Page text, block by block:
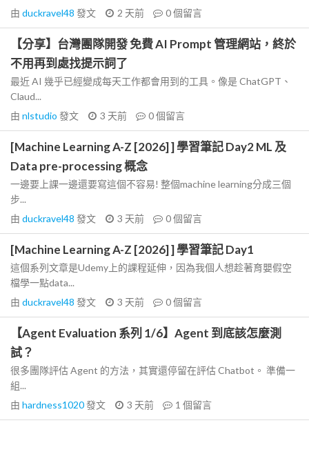
由 duckravel48 發文 2 天前 0個留言
【分享】台灣團隊開發 免費 AI Prompt 管理網站，終於
不用再到處找提示詞了
最近 AI 幾乎已經變成每天工作都會用到的工具。像是 ChatGPT、
Claud...
由 nlstudio 發文 3 天前 0個留言
[Machine Learning A-Z [2026] ] 學習筆記 Day2 ML 及
Data pre-processing 概念
一邊要上課一邊還要寫這個不容易! 整個machine learning分成三個
步...
由 duckravel48 發文 3 天前 0個留言
[Machine Learning A-Z [2026] ] 學習筆記 Day1
這個系列文章是Udemy上的課程延伸，因為我個人想趁著育嬰假空
檔學一點data...
由 duckravel48 發文 3 天前 0個留言
【Agent Evaluation 系列 1/6】Agent 到底該怎麼測
試？
很多團隊評估 Agent 的方法，其實還停留在評估 Chatbot。 準備一
組...
由 hardness1020發文 3 天前 1 個留言